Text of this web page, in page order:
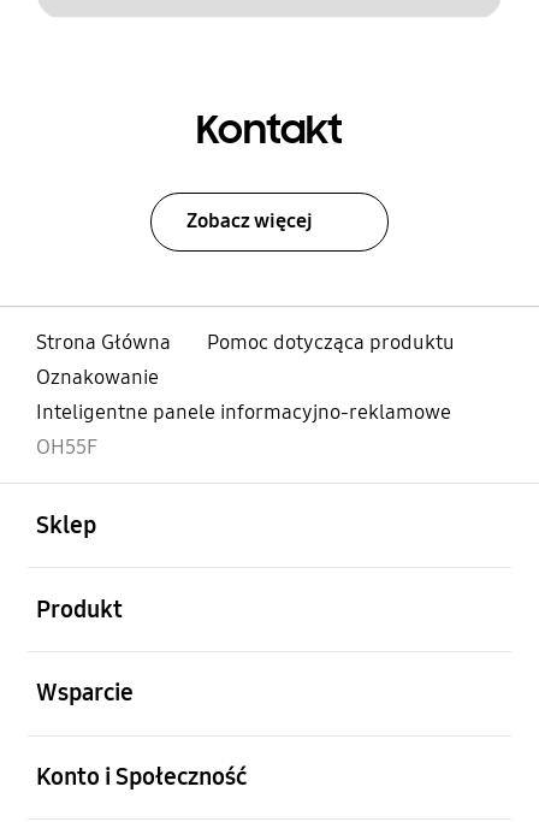
Kontakt
Zobacz więcej
Strona Główna
Pomoc dotycząca produktu
Oznakowanie
Inteligentne panele informacyjno-reklamowe
OH55F
Sklep
Produkt
Wsparcie
Konto i Społeczność